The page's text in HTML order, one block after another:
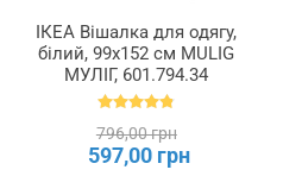
ІКЕА Вішалка для одягу,
білий, 99x152 см MULIG
МУЛІГ, 601.794.34
796,00 грн
597,00 грн